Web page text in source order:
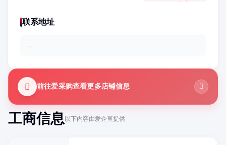
工商信息以下内容由爱企查提供
联系地址
-
前往爱采购查看更多店铺信息